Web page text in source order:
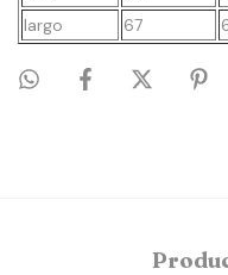
largo
67